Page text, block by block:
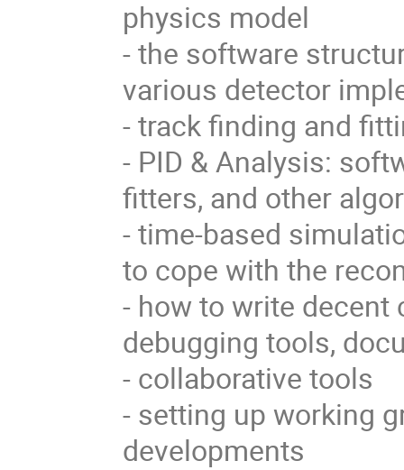
physics model
- the software
various detector
- track finding and
- PID & Analysis:
fitters, and other
- time-based
to cope with the
- how to write decent
debugging tools,
- collaborative tools
- setting up working
developments